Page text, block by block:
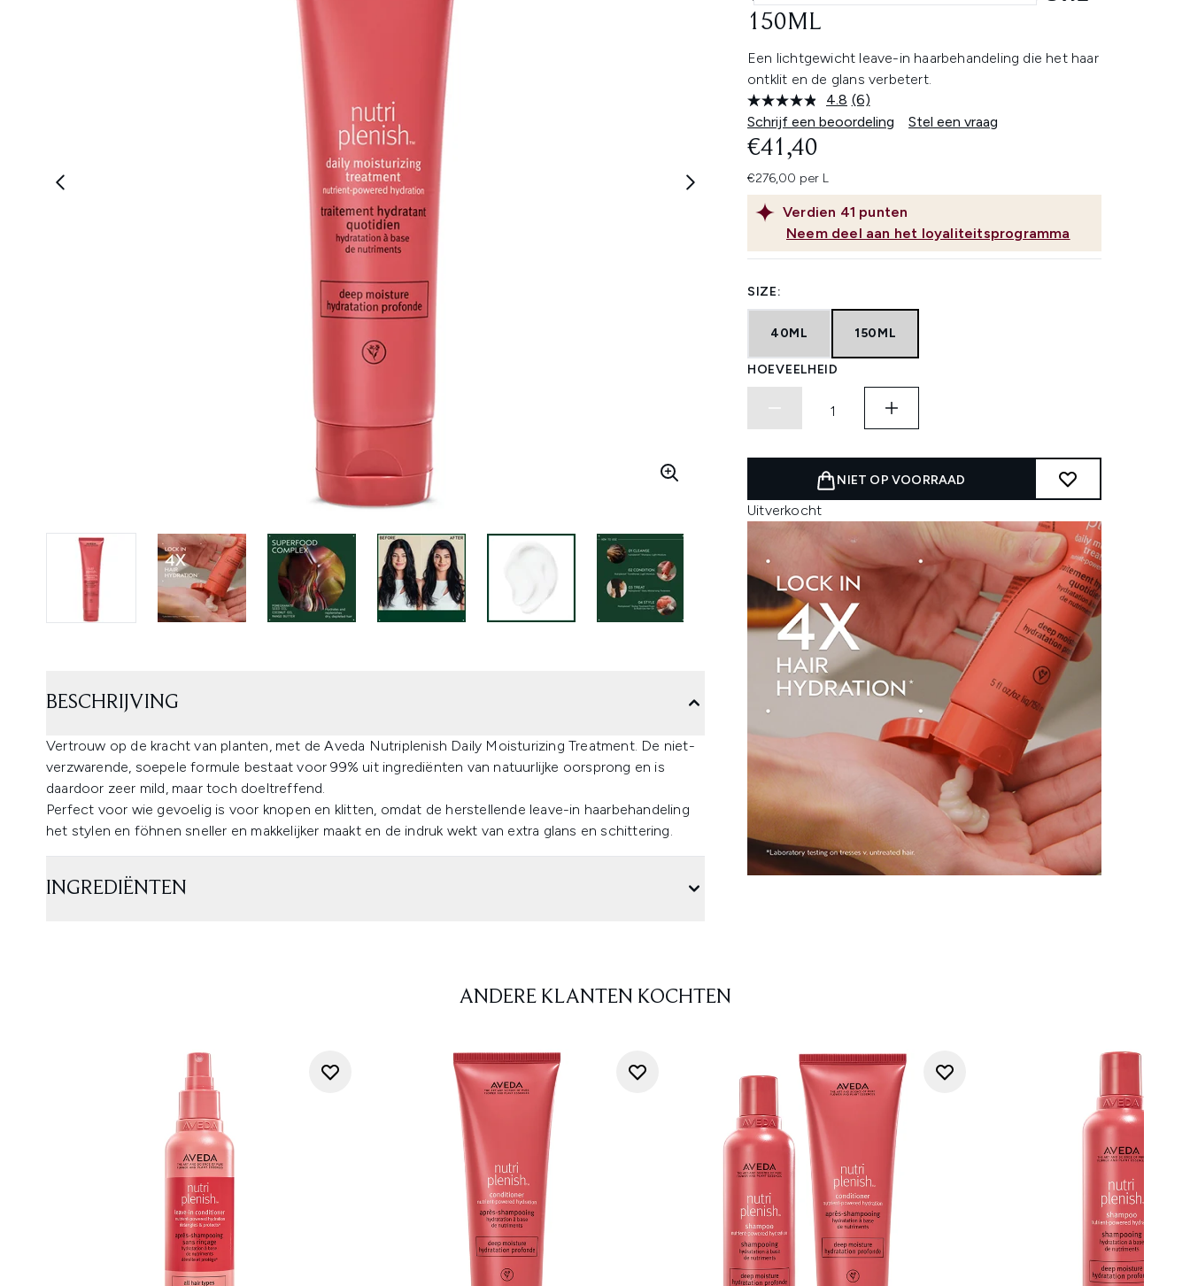
150ML
Een lichtgewicht leave-in haarbehandeling die het haar
ontklit en de glans verbetert.
4.8 Lees
6
beoordelingen.
(6)
Schrijf een beoordeling
Stel een vraag
Verdien 41 punten
Neem deel aan het loyaliteitsprogramma
€41,40
€276,00 per L
SIZE:
40ML 150ML
HOEVEELHEID
NIET OP VOORRAAD
Uitverkocht
BESCHRIJVING
Vertrouw op de kracht van planten, met de Aveda Nutriplenish Daily Moisturizing Treatment. De niet-
verzwarende, soepele formule bestaat voor 99% uit ingrediënten van natuurlijke oorsprong en is
daardoor zeer mild, maar toch doeltreffend.
Perfect voor wie gevoelig is voor knopen en klitten, omdat de herstellende leave-in haarbehandeling
het stylen en föhnen sneller en makkelijker maakt en de indruk wekt van extra glans en schittering.
INGREDIËNTEN
ANDERE KLANTEN KOCHTEN